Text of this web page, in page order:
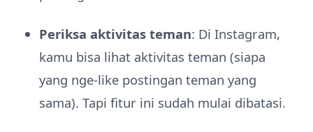
Periksa aktivitas teman: Di Instagram,
kamu bisa lihat aktivitas teman (siapa
yang nge-like postingan teman yang
sama). Tapi fitur ini sudah mulai dibatasi.